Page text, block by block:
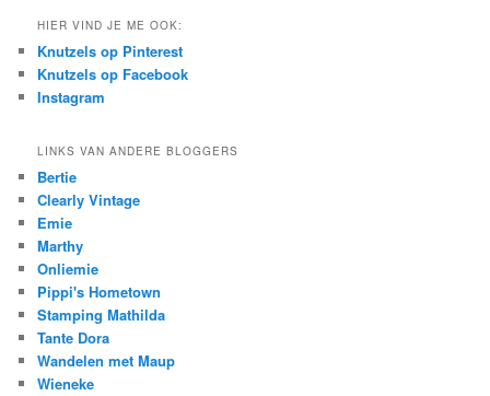
HIER VIND JE ME OOK:
Knutzels op Pinterest
Knutzels op Facebook
Instagram
LINKS VAN ANDERE BLOGGERS
Bertie
Clearly Vintage
Emie
Marthy
Onliemie
Pippi's Hometown
Stamping Mathilda
Tante Dora
Wandelen met Maup
Wieneke